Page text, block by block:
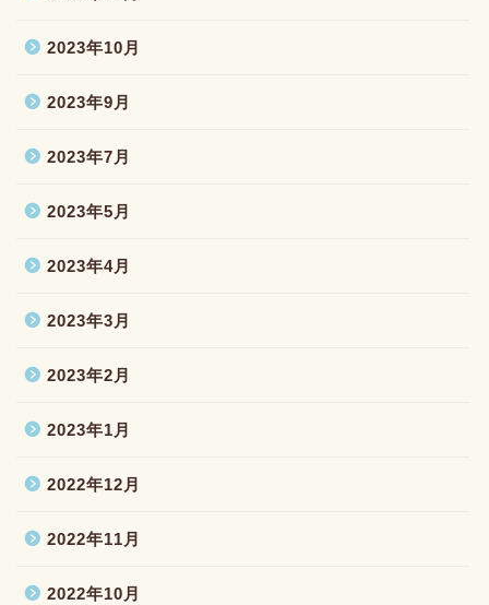
2023年10月
2023年9月
2023年7月
2023年5月
2023年4月
2023年3月
2023年2月
2023年1月
2022年12月
2022年11月
2022年10月